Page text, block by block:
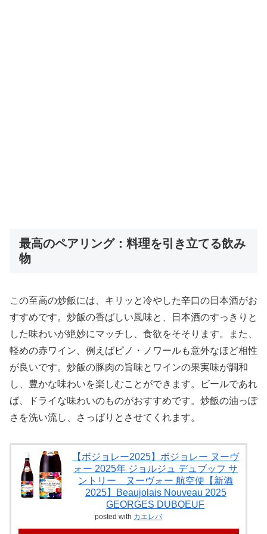
最高のペアリング：料理を引き立てる飲み
物
この至高の炒飯には、キリッと冷やした辛口の日本酒がお
すすめです。炒飯の香ばしい風味と、日本酒のすっきりと
した味わいが絶妙にマッチし、食欲をそそります。また、
軽めの赤ワイン、例えばピノ・ノワールも意外なほど相性
が良いです。炒飯の豚肉の旨味とワインの果実味が調和
し、豊かな味わいを楽しむことができます。ビールであれ
ば、ドライな味わいのものがおすすめです。炒飯の油っぽ
さを洗い流し、さっぱりとさせてくれます。
【ボジョレー2025】ボジョレー ヌーヴ
ォー 2025年 ジョルジュ デュブッフ サ
ントリー ヌーヴォー 航空便【新酒
2025】Beaujolais Nouveau 2025
GEORGES DUBOEUF
posted with カエレバ